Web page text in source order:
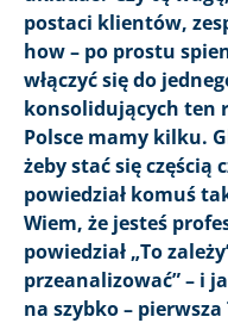
postaci klientów,
how – po prostu
włączyć się do
konsolidujących ten
Polsce mamy kilku.
żeby stać się częścią
powiedział komuś
Wiem, że jesteś
powiedział „To
przeanalizować” – i
na szybko –